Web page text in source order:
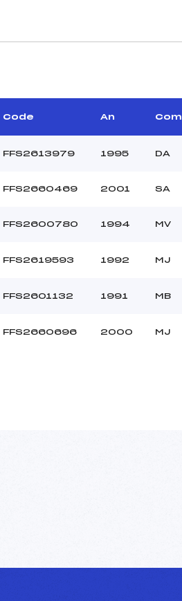
–
–
0.0000
Code An Com
FFS2613979 1995 DA
FFS2660469 2001 SA
FFS2600780 1994 MV
FFS2619593 1992 MJ
FFS2601132 1991 MB
FFS2660696 2000 MJ